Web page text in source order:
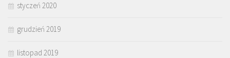
styczeń 2020
grudzień 2019
listopad 2019